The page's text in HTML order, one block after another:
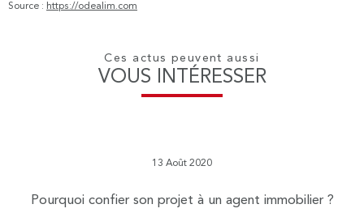
Source : https://odealim.com
Ces actus peuvent aussi
VOUS INTÉRESSER
13 Août 2020
Pourquoi confier son projet à un agent immobilier ?